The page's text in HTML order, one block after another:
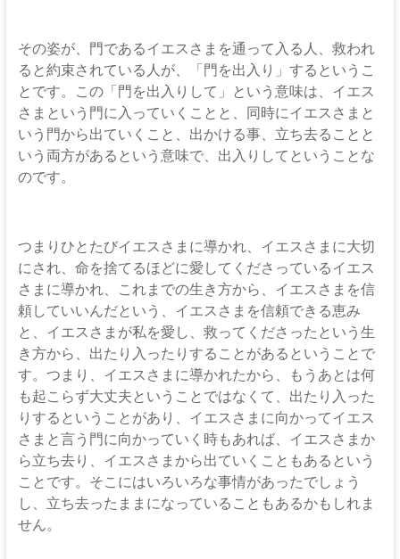
その姿が、門であるイエスさまを通って入る人、救われ
ると約束されている人が、「門を出入り」するというこ
とです。この「門を出入りして」という意味は、イエス
さまという門に入っていくことと、同時にイエスさまと
いう門から出ていくこと、出かける事、立ち去ることと
いう両方があるという意味で、出入りしてということな
のです。
つまりひとたびイエスさまに導かれ、イエスさまに大切
にされ、命を捨てるほどに愛してくださっているイエス
さまに導かれ、これまでの生き方から、イエスさまを信
頼していいんだという、イエスさまを信頼できる恵み
と、イエスさまが私を愛し、救ってくださったという生
き方から、出たり入ったりすることがあるということで
す。つまり、イエスさまに導かれたから、もうあとは何
も起こらず大丈夫ということではなくて、出たり入った
りするということがあり、イエスさまに向かってイエス
さまと言う門に向かっていく時もあれば、イエスさまか
ら立ち去り、イエスさまから出ていくこともあるという
ことです。そこにはいろいろな事情があったでしょう
し、立ち去ったままになっていることもあるかもしれま
せん。